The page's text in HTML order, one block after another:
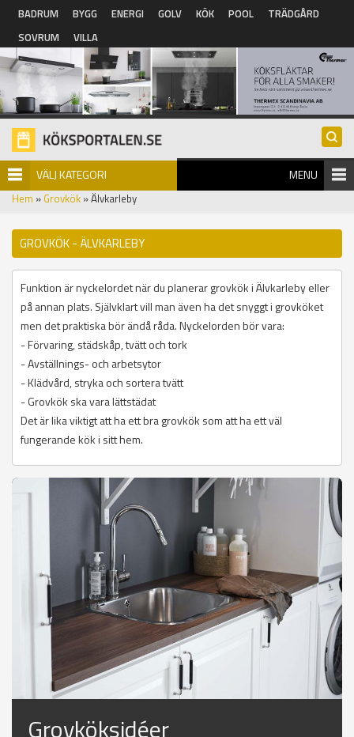
Hoppa till huvudinnehåll
BADRUM BYGG ENERGI GOLV KÖK POOL
TRÄDGÅRD
SOVRUM
VILLA
VÄLJ KATEGORI MENU
Hem » Grovkök » Älvkarleby
GROVKÖK - ÄLVKARLEBY
Funktion är nyckelordet när du planerar grovkök i Älvkarleby eller
på annan plats. Självklart vill man även ha det snyggt i grovköket
men det praktiska bör ändå råda. Nyckelorden bör vara:
- Förvaring, städskåp, tvätt och tork
- Avställnings- och arbetsytor
- Klädvård, stryka och sortera tvätt
- Grovkök ska vara lättstädat
Det är lika viktigt att ha ett bra grovkök som att ha ett väl
fungerande kök i sitt hem.
Grovköksidéer